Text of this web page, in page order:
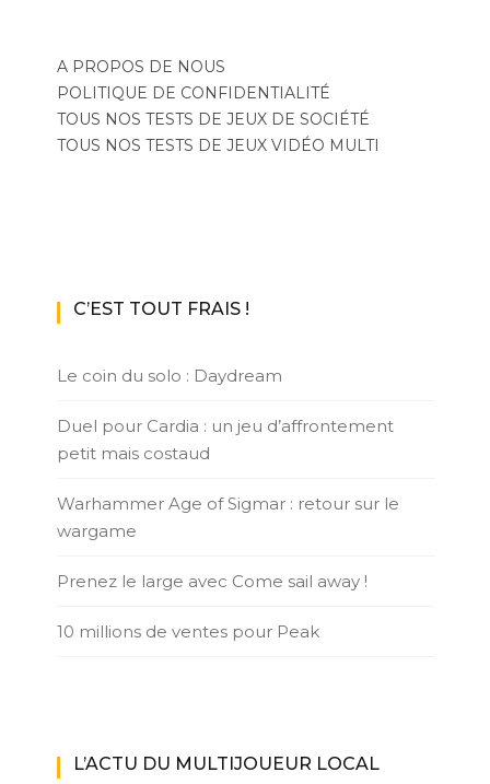
A PROPOS DE NOUS
POLITIQUE DE CONFIDENTIALITÉ
TOUS NOS TESTS DE JEUX DE SOCIÉTÉ
TOUS NOS TESTS DE JEUX VIDÉO MULTI
C’EST TOUT FRAIS !
Le coin du solo : Daydream
Duel pour Cardia : un jeu d’affrontement
petit mais costaud
Warhammer Age of Sigmar : retour sur le
wargame
Prenez le large avec Come sail away !
10 millions de ventes pour Peak
L’ACTU DU MULTIJOUEUR LOCAL